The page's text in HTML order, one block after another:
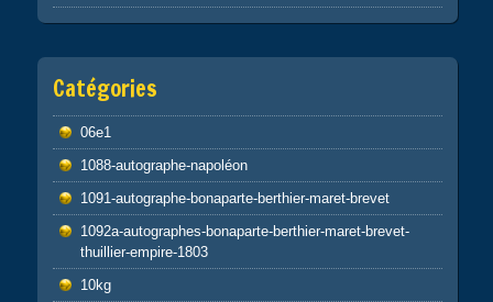
Catégories
06e1
1088-autographe-napoléon
1091-autographe-bonaparte-berthier-maret-brevet
1092a-autographes-bonaparte-berthier-maret-brevet-
thuillier-empire-1803
10kg